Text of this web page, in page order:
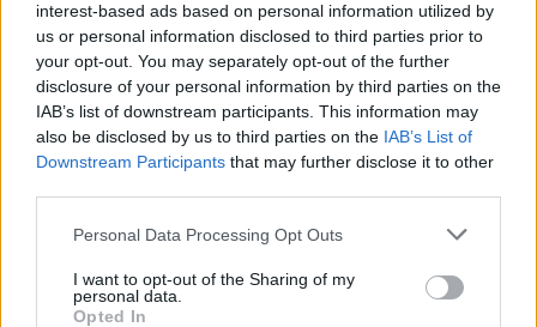
interest-based ads based on personal information utilized by
us or personal information disclosed to third parties prior to
your opt-out. You may separately opt-out of the further
disclosure of your personal information by third parties on the
IAB’s list of downstream participants. This information may
also be disclosed by us to third parties on the IAB’s List of
Downstream Participants that may further disclose it to other
Personal Data Processing Opt Outs
I want to opt-out of the Sharing of my
personal data.
Opted In
УАПСЕН МАКЕДОНЕЦОТ АНДРЕЈ
ТАНАСКОВСКИ, ЧЛЕН НА
КАВАЧКИ КЛАН (ФОТО)
Ахмети кажа што го мачи:
СЛУШАМ, САКААТ ДА СЕ СУДИ
ЗА ВОЕНИТЕ ЗЛОСТРОСТВА НА
УЧК...
ТЕЖОК ДЕН И ЈАВНО
Мицкоски откри дека
ништо, освен за кеш
ИСТОРИСКО ОБЕДИНУВАЊЕ НА